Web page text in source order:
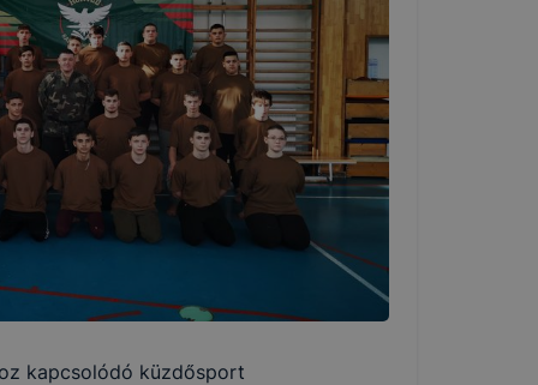
kapcsolódó küzdősport
a
a
így
cookie-kat